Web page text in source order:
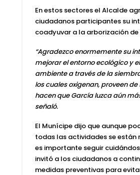
En estos sectores el Alcalde
ciudadanos participantes su
coadyuvar a la arborización
“Agradezco enormemente su
mejorar el entorno ecológico y
ambiente a través de la
los cuales oxigenan, proveen
hacen que García luzca aún
señaló.
El Munícipe dijo que aunque
todas las actividades se están
es importante seguir
invitó a los ciudadanos a
medidas preventivas para